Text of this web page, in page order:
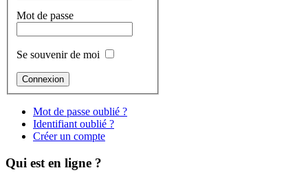
Mot de passe
Se souvenir de moi
Mot de passe oublié ?
Identifiant oublié ?
Créer un compte
Qui est en ligne ?